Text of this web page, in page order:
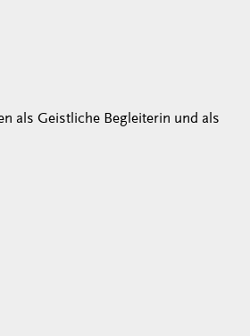
als Geistliche Begleiterin und als